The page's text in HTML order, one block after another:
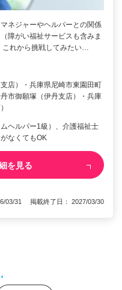
ネジャーやヘルパーとの関係
障がい福祉サービスも含みま
れから挑戦してみたい…
店）・兵庫県尼崎市東園田町
市御願塚（伊丹支店）・兵庫
ヘルパー1級）、介護福祉士
なくてもOK
を見る
03/31 掲載終了日： 2027/03/30